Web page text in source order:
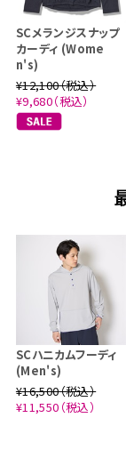
SCメランジスナップ
カーディ (Wome
n's)
¥12,100（税込）
¥9,680（税込）
SCハニカムフーディ
(Men's)
¥16,500（税込）
¥11,550（税込）